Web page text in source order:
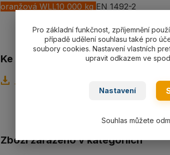
oranžová WLL10 000 kg EN 1492-2
Ke stažení
Tabulka nosností - kruhové smyčky typ
Zboží zařazeno v kategoriích
Pro základní funkčnost, zpříjemnění
případě udělení souhlasu také pro
soubory cookies. Nastavení vlastních
upravit odkazem ve
Nastavení
Souhlas můžete